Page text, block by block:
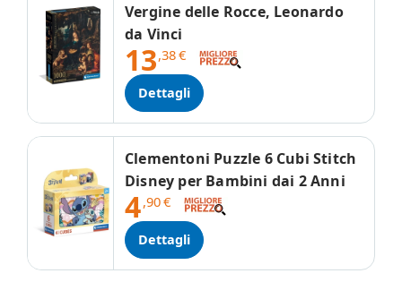
Vergine delle Rocce, Leonardo
da Vinci
13,38€
Dettagli
Clementoni Puzzle 6 Cubi Stitch
Disney per Bambini dai 2 Anni
4,90€
Dettagli